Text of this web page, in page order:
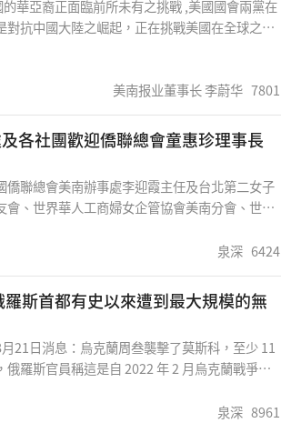
240 公裏（150 英裏）的地方，這表明基輔政府
俄羅斯邊境地區。
華亞裔正面臨前所未有之挑戰 ,美國國會兩黨在
對抗中國大陸之崛起，正在挑戰美國在全球之地
，這簡直是早年美國反華條例之翻版，那些不認
不要以為事不關己，如果此法案在議會通過實
們今天成為美國這個國家之一份子，更應該勇敢
之権益。 Why Are We Fighting?Today,
Chinese, are facing unprecedented
of agreement that exists betwe
美南报业董事长 李蔚华 7801
各社團歡迎僑聯總會童惠珍理事長
僑聯總會美南辦事處李迎霞主任及台北第二女子
會、世界華人工商婦女企管協會美南分會、世界
貿協會、國際領袖基金會、愛心組織、元極舞蹈
。午宴由環球第一銀行（Global One Bank)贊
區資深地産開發公司——達心地産總裁唐心琴女
泉深 6424
21日消息：烏克蘭周叁襲擊了莫斯科，至少 11
俄羅斯官員稱這是自 2022 年 2 月烏克蘭戰爭爆
羅斯西部庫爾斯克地區派遣了數千名士兵，烏
泉深 8961